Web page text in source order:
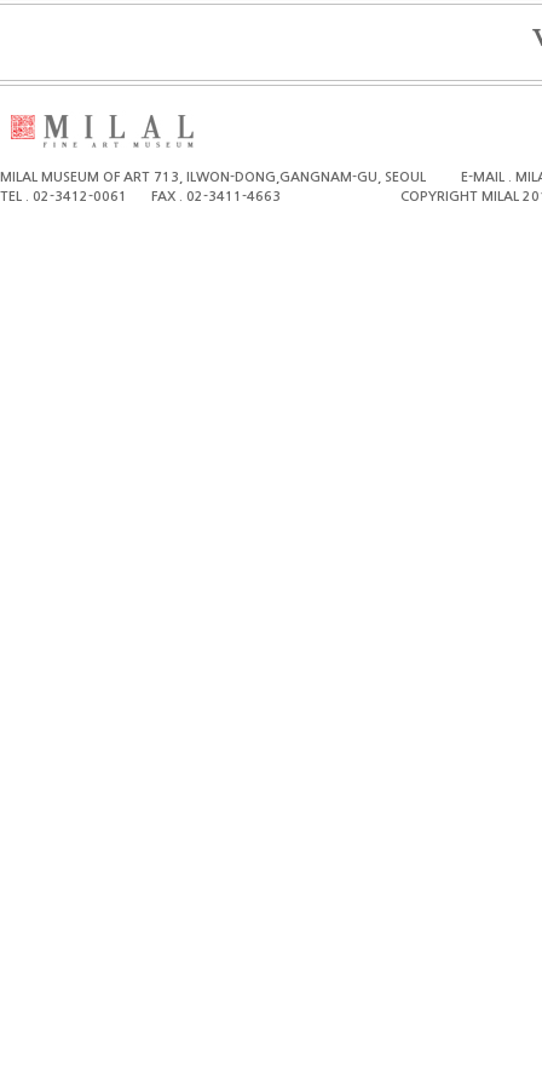
MILAL MUSEUM OF ART 713, ILWON-DONG,GANGNAM-GU, SEOUL
E-MAIL .
TEL . 02-3412-0061
FAX . 02-3411-4663 COPYRIGHT MILAL